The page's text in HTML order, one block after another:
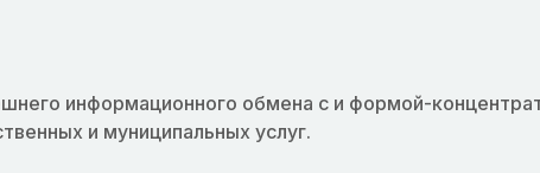
информационного обмена с и формой-
и муниципальных услуг.